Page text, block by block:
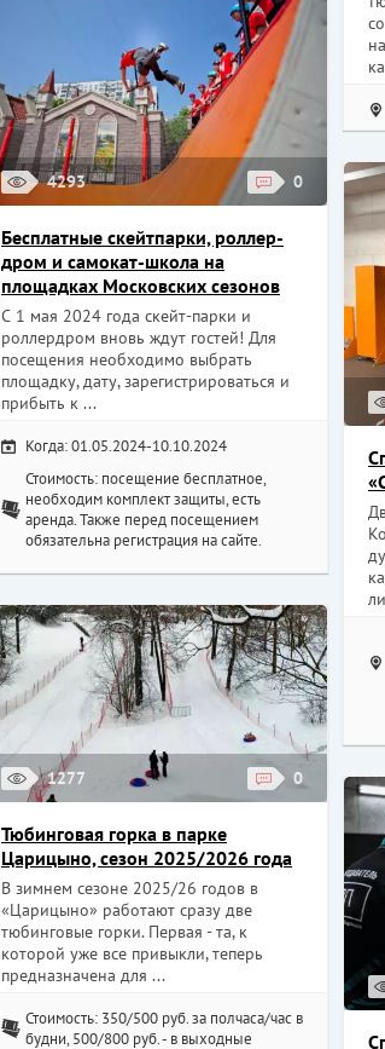
4293 0
Бесплатные скейтпарки, роллер-
дром и самокат-школа на
площадках Московских сезонов
С 1 мая 2024 года скейт-парки и
роллердром вновь ждут гостей! Для
посещения необходимо выбрать
площадку, дату, зарегистрироваться и
прибыть к ...
Когда: 01.05.2024-10.10.2024
Стоимость: посещение бесплатное,
необходим комплект защиты, есть
аренда. Также перед посещением
обязательна регистрация на сайте.
1277 0
Тюбинговая горка в парке
Царицыно, сезон 2025/2026 года
В зимнем сезоне 2025/26 годов в
«Царицыно» работают сразу две
тюбинговые горки. Первая - та, к
которой уже все привыкли, теперь
предназначена для ...
Стоимость: 350/500 руб. за полчаса/час в
будни, 500/800 руб. - в выходные